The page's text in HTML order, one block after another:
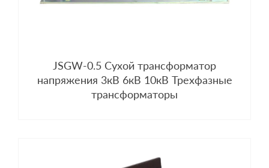
JSGW-0.5 Сухой трансформатор
напряжения 3кВ 6кВ 10кВ Трехфазные
трансформаторы